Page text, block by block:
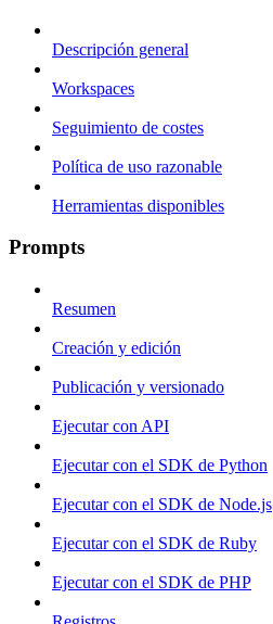
Descripción general
Workspaces
Seguimiento de costes
Política de uso razonable
Herramientas disponibles
Prompts
Resumen
Creación y edición
Publicación y versionado
Ejecutar con API
Ejecutar con el SDK de Python
Ejecutar con el SDK de Node.js
Ejecutar con el SDK de Ruby
Ejecutar con el SDK de PHP